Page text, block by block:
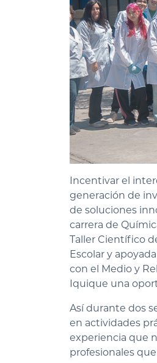
Incentivar el
generación de
de soluciones
carrera de
Taller Científico
Escolar y
con el Medio y
Iquique una
Así durante dos
en actividades
experiencia que
profesionales